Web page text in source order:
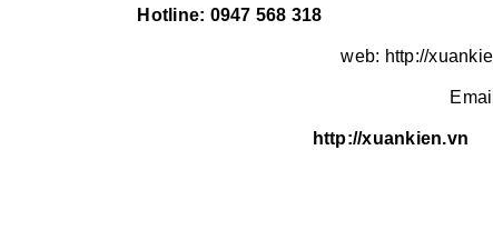
Hotline: 0947 568 318
web: http://
http://xuankien.vn